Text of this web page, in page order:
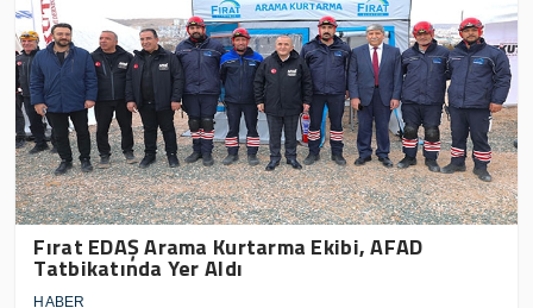
Fırat EDAŞ Arama Kurtarma Ekibi, AFAD
Tatbikatında Yer Aldı
HABER